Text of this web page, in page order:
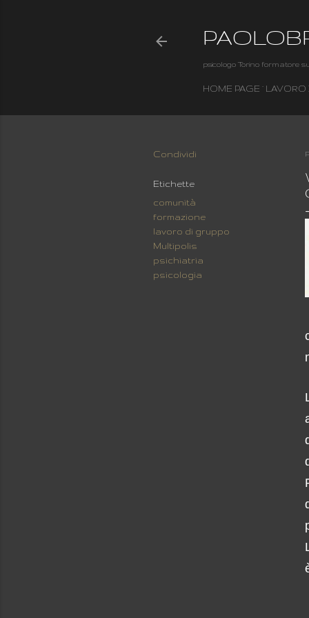
psicologo Torino formatore
HOME PAGE
Condividi
Etichette
comunità
formazione
lavoro di gruppo
Multipolis
psichiatria
psicologia